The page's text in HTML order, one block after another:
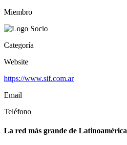
Miembro
Categoría
Website
https://www.sif.com.ar
Email
Teléfono
La red más grande de Latinoamérica